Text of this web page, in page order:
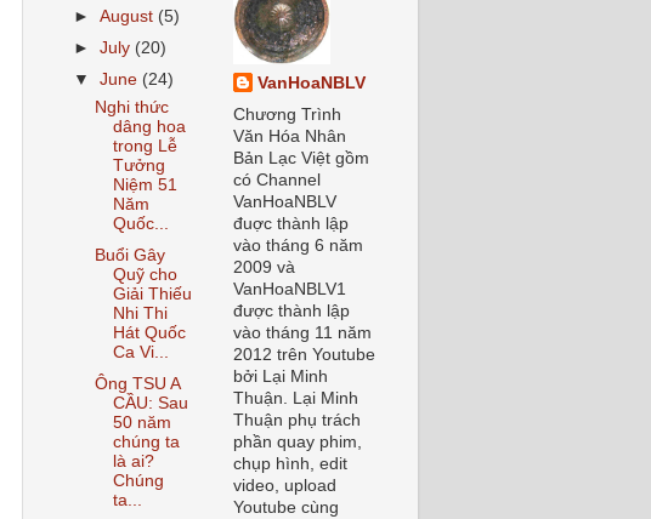
►August (5)
►July (20)
▼June (24)
Nghi thức
dâng hoa
trong Lễ
Tưởng
Niệm 51
Năm
Quốc...
Buổi Gây
Quỹ cho
Giải Thiếu
Nhi Thi
Hát Quốc
Ca Vi...
Ông TSU A
CẦU: Sau
50 năm
chúng ta
là ai?
Chúng
ta...
VanHoaNBLV
Chương Trình
Văn Hóa Nhân
Bản Lạc Việt gồm
có Channel
VanHoaNBLV
đuợc thành lập
vào tháng 6 năm
2009 và
VanHoaNBLV1
được thành lập
vào tháng 11 năm
2012 trên Youtube
bởi Lại Minh
Thuận. Lại Minh
Thuận phụ trách
phần quay phim,
chụp hình, edit
video, upload
Youtube cùng